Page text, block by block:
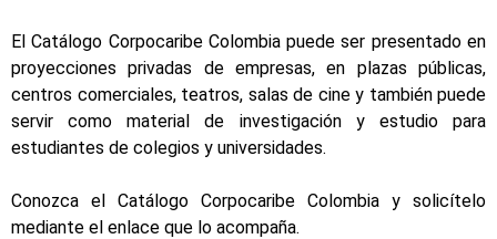
El Catálogo Corpocaribe Colombia puede ser presentado en
proyecciones privadas de empresas, en plazas públicas,
centros comerciales, teatros, salas de cine y también puede
servir como material de investigación y estudio para
estudiantes de colegios y universidades.
Conozca el Catálogo Corpocaribe Colombia y solicítelo
mediante el enlace que lo acompaña.